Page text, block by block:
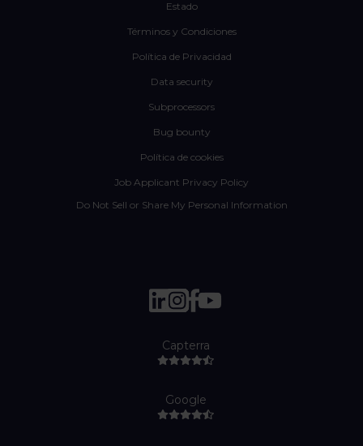
Estado
Términos y Condiciones
Política de Privacidad
Data security
Subprocessors
Bug bounty
Política de cookies
Job Applicant Privacy Policy
Do Not Sell or Share My Personal Information
Capterra
Google